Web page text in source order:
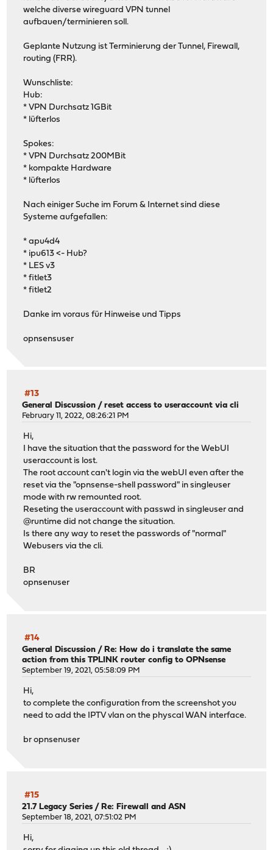
welche diverse wireguard VPN tunnel
aufbauen/terminieren soll.
Geplante Nutzung ist Terminierung der Tunnel, Firewall,
routing (FRR).
Wunschliste:
Hub:
* VPN Durchsatz 1GBit
* lüfterlos
Spokes:
* VPN Durchsatz 200MBit
* kompakte Hardware
* lüfterlos
Nach einiger Suche im Forum & Internet sind diese
Systeme aufgefallen:
* apu4d4
* ipu613 <- Hub?
* LES v3
* fitlet3
* fitlet2
Danke im voraus für Hinweise und Tipps
opnsensuser
#13
General Discussion /reset access to useraccount via cli
February 11, 2022, 08:26:21 PM
Hi,
I have the situation that the password for the WebUI
useraccount is lost.
The root account can't login via the webUI even after the
reset via the "opnsense-shell password" in singleuser
mode with rw remounted root.
Reseting the useraccount with passwd in singleuser and
@runtime did not change the situation.
Is there any way to reset the passwords of "normal"
Webusers via the cli.
BR
opnsenuser
#14
General Discussion / Re: How do i translate the same
action from this TPLINK router config to OPNsense
September 19, 2021, 05:58:09 PM
Hi,
to complete the configuration from the screenshot you
need to add the IPTV vlan on the physcal WAN interface.
br opnsenuser
#15
21.7 Legacy Series / Re: Firewall and ASN
September 18, 2021, 07:51:02 PM
Hi,